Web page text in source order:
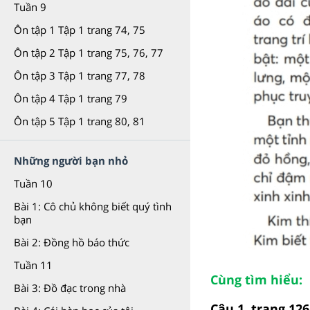
Tuần 9
Ôn tập 1 Tập 1 trang 74, 75
Ôn tập 2 Tập 1 trang 75, 76, 77
Ôn tập 3 Tập 1 trang 77, 78
Ôn tập 4 Tập 1 trang 79
Ôn tập 5 Tập 1 trang 80, 81
Những người bạn nhỏ
Tuần 10
Bài 1: Cô chủ không biết quý tình
bạn
Bài 2: Đồng hồ báo thức
Tuần 11
Bài 3: Đồ đạc trong nhà
Cùng tìm hiểu: